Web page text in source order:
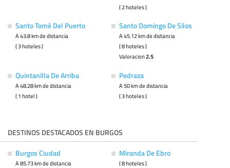
( 2 hoteles )
Santo Tomé Del Puerto
A 43.8 km de distancia
( 3 hoteles )
Santo Domingo De Silos
A 45.12 km de distancia
( 8 hoteles )
Valoracion2.5
Quintanilla De Arriba
A 48.28 km de distancia
( 1 hotel )
Pedraza
A 50 km de distancia
( 3 hoteles )
DESTINOS DESTACADOS EN BURGOS
Burgos Ciudad
A 85.73 km de distancia
Miranda De Ebro
( 8 hoteles )